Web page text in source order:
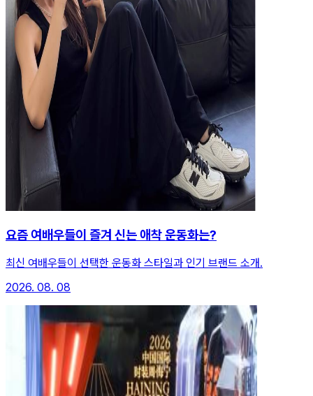
요즘 여배우들이 즐겨 신는 애착 운동화는?
최신 여배우들이 선택한 운동화 스타일과 인기 브랜드 소개.
2026. 08. 08